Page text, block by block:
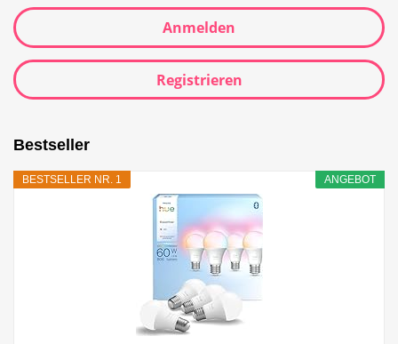
Anmelden
Registrieren
Bestseller
ANGEBOT
BESTSELLER NR. 1